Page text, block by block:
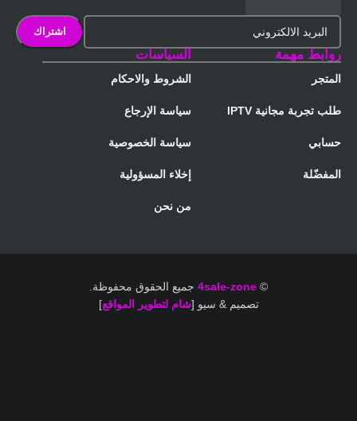
روابط مهمة
المتجر
طلب تجربة مجانية IPTV
حسابي
المفضّلة
السياسات
الشروط والاحكام
سياسة الإرجاع
سياسة الخصوصية
إخلاء المسؤولية
من نحن
©
4sale-zoneجميع الحقوق محفوظة.
تصميم & سيو [شام لتطوير المواقع]